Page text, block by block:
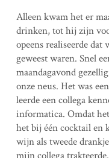
Alleen kwam het er
drinken, tot hij zijn
opeens realiseerde dat
geweest waren. Snel
maandagavond
onze neus. Het was
leerde een collega
informatica. Omdat
het bij één cocktail en
wijn als tweede